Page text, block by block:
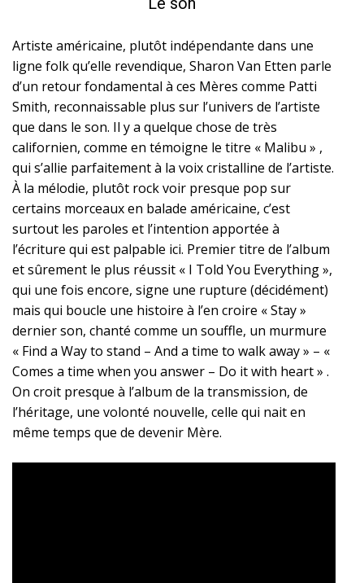
Artiste américaine, plutôt indépendante dans une
ligne folk qu’elle revendique, Sharon Van Etten parle
d’un retour fondamental à ces Mères comme Patti
Smith, reconnaissable plus sur l’univers de l’artiste
que dans le son. Il y a quelque chose de très
californien, comme en témoigne le titre « Malibu » ,
qui s’allie parfaitement à la voix cristalline de l’artiste.
À la mélodie, plutôt rock voir presque pop sur
certains morceaux en balade américaine, c’est
surtout les paroles et l’intention apportée à
l’écriture qui est palpable ici. Premier titre de l’album
et sûrement le plus réussit « I Told You Everything »,
qui une fois encore, signe une rupture (décidément)
mais qui boucle une histoire à l’en croire « Stay »
dernier son, chanté comme un souffle, un murmure
« Find a Way to stand – And a time to walk away » – «
Comes a time when you answer – Do it with heart » .
On croit presque à l’album de la transmission, de
l’héritage, une volonté nouvelle, celle qui nait en
même temps que de devenir Mère.